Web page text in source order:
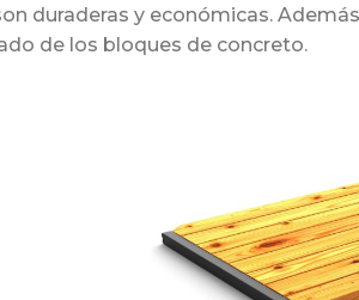
duraderas y económicas.
de los bloques de concreto.